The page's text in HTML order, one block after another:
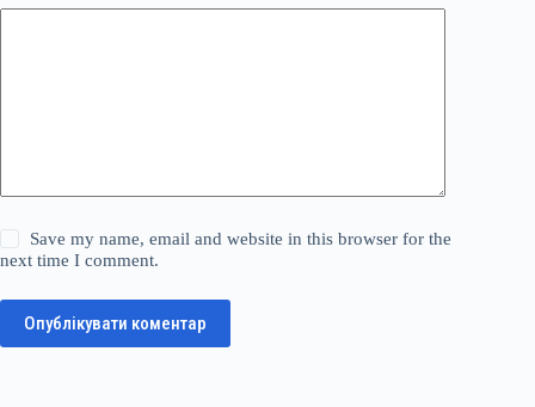
Save my name, email and website in this browser for the
next time I comment.
Опублікувати коментар